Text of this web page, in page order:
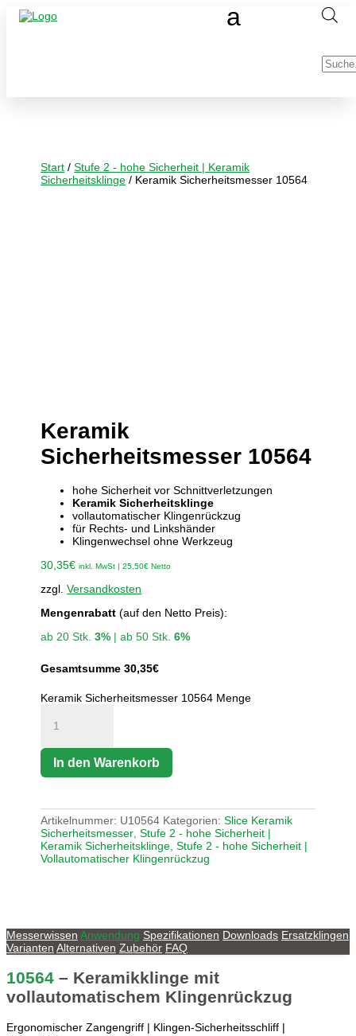
Start /Stufe 2 - hohe Sicherheit | Keramik
Sicherheitsklinge / Keramik Sicherheitsmesser 10564
Keramik
Sicherheitsmesser 10564
hohe Sicherheit vor Schnittverletzungen
Keramik Sicherheitsklinge
vollautomatischer Klingenrückzug
für Rechts- und Linkshänder
Klingenwechsel ohne Werkzeug
30,35€ inkl. MwSt |25,50€ Netto
zzgl.Versandkosten
Mengenrabatt (auf den Netto Preis):
ab 20 Stk.3% | ab 50 Stk.6%
Gesamtsumme 30,35€
Keramik Sicherheitsmesser 10564 Menge
In den Warenkorb
Artikelnummer: U10564 Kategorien:Slice Keramik
Sicherheitsmesser ,Stufe 2 - hohe Sicherheit |
Keramik Sicherheitsklinge ,Stufe 2 - hohe Sicherheit |
Vollautomatischer Klingenrückzug
Messerwissen Anwendung Spezifikationen Downloads Ersatzklingen
Varianten Alternativen Zubehör FAQ
10564 – Keramikklinge mit
vollautomatischem Klingenrückzug
Ergonomischer Zangengriff | Klingen-Sicherheitsschliff |